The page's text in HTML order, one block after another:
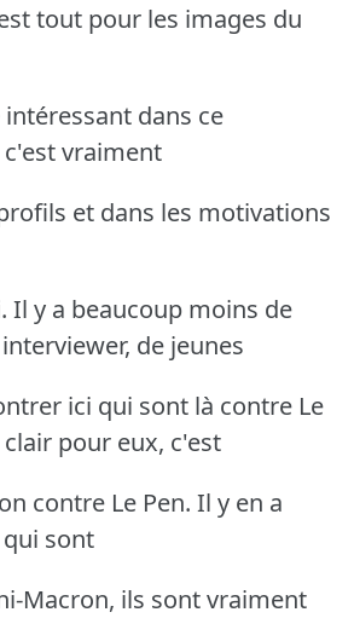
tout pour les images du
dans ce
vraiment
et dans les motivations
Il y a beaucoup moins de
de jeunes
ici qui sont là contre Le
pour eux, c'est
contre Le Pen. Il y en a
sont
Macron, ils sont vraiment